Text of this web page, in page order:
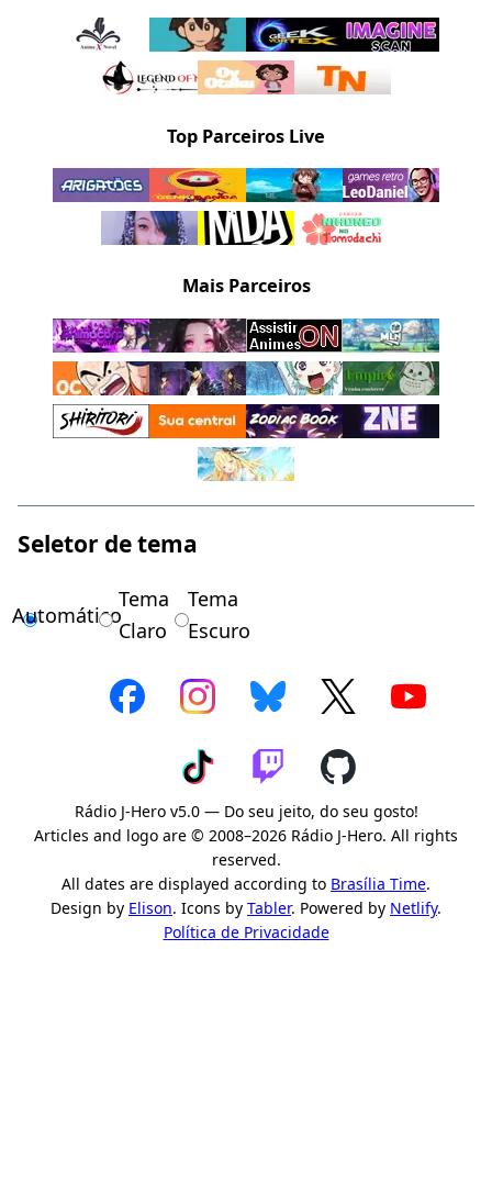
Top Parceiros Live
Mais Parceiros
Seletor de tema
Automático
Tema
Claro
Tema
Escuro
Rádio J-Hero v5.0 — Do seu jeito, do seu gosto!
Articles and logo are © 2008–2026 Rádio J-Hero. All rights
reserved.
All dates are displayed according to Brasília Time.
Design by Elison. Icons by Tabler. Powered by Netlify.
Política de Privacidade